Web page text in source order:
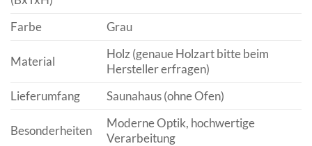
Farbe
Grau
Material
Holz (genaue Holzart bitte beim
Hersteller erfragen)
Lieferumfang
Saunahaus (ohne Ofen)
Besonderheiten
Moderne Optik, hochwertige
Verarbeitung